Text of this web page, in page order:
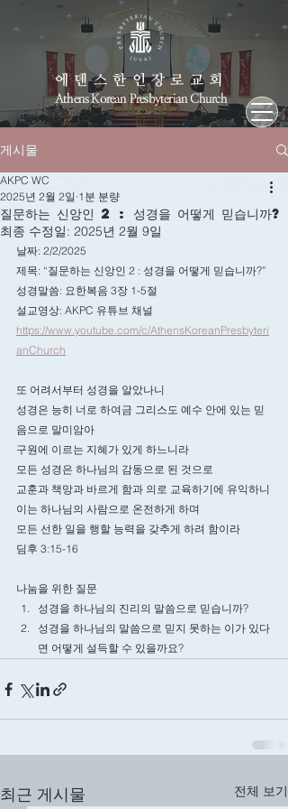
에덴스한인장로교회
Athens Korean Presbyterian Church
게시물
질문하는 신앙인 2 : 성경을 어떻게 믿습니까?
AKPC WC
2025년 2월 2일 1분 분량
최종 수정일: 2025년 2월 9일
날짜: 2/2/2025
제목: “질문하는 신앙인 2 : 성경을 어떻게 믿습니까?”
성경말씀: 요한복음 3장 1-5절
설교영상: AKPC 유튜브 채널
https://www.youtube.com/c/AthensKoreanPresbyteri
anChurch
또 어려서부터 성경을 알았나니
성경은 능히 너로 하여금 그리스도 예수 안에 있는 믿
음으로 말미암아
구원에 이르는 지혜가 있게 하느니라
모든 성경은 하나님의 감동으로 된 것으로
교훈과 책망과 바르게 함과 의로 교육하기에 유익하니
이는 하나님의 사람으로 온전하게 하며
모든 선한 일을 행할 능력을 갖추게 하려 함이라
딤후 3:15-16
나눔을 위한 질문
성경을 하나님의 진리의 말씀으로 믿습니까?
성경을 하나님의 말씀으로 믿지 못하는 이가 있다
면 어떻게 설득할 수 있을까요?
최근 게시물 전체 보기